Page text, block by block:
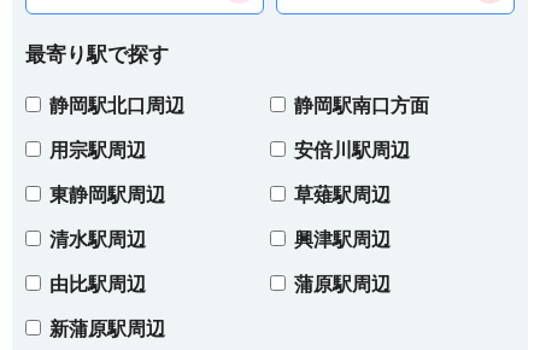
最寄り駅で探す
静岡駅北口周辺 静岡駅南口方面
用宗駅周辺 安倍川駅周辺
東静岡駅周辺 草薙駅周辺
清水駅周辺 興津駅周辺
由比駅周辺 蒲原駅周辺
新蒲原駅周辺